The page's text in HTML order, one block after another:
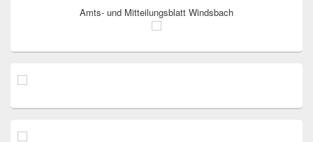
Amts- und Mitteilungsblatt Windsbach